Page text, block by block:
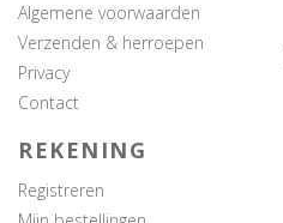
Algemene voorwaarden
Verzenden & herroepen
Privacy
Contact
REKENING
Registreren